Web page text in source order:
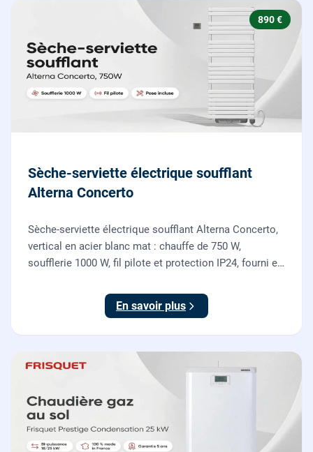
890 €
Sèche-serviette électrique soufflant
Alterna Concerto
Sèche-serviette électrique soufflant Alterna Concerto,
vertical en acier blanc mat : chauffe de 750 W,
soufflerie 1000 W, fil pilote et protection IP24, fourni et
En savoir plus